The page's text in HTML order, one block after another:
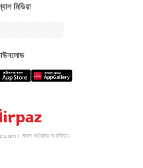
মিডিয়া
সকল অধিকার সংরক্ষিত।